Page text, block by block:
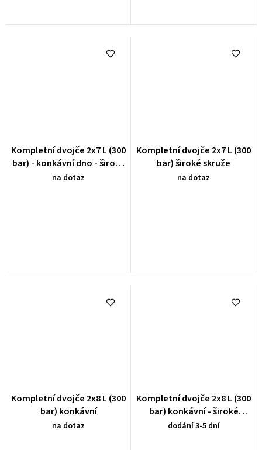
Kompletní dvojče 2x7 L (300
bar) - konkávní dno - široké
skruže
na dotaz
Kompletní dvojče 2x7 L (300
bar) široké skruže
na dotaz
Kompletní dvojče 2x8 L (300
bar) konkávní
na dotaz
Kompletní dvojče 2x8 L (300
bar) konkávní - široké
skruže
dodání 3-5 dní